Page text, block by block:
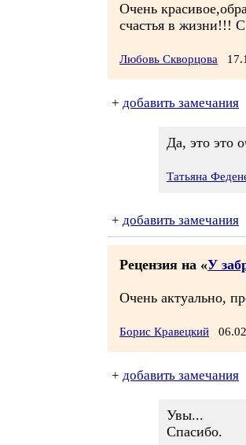
Очень
счастья в жизни!!!
Любовь Скворцова
+ добавить замечания
Да, это это
Татьяна
+ добавить замечания
Рецензия на «У
Очень актуально,
Борис Кравецкий
+ добавить замечания
Увы...
Спасибо.